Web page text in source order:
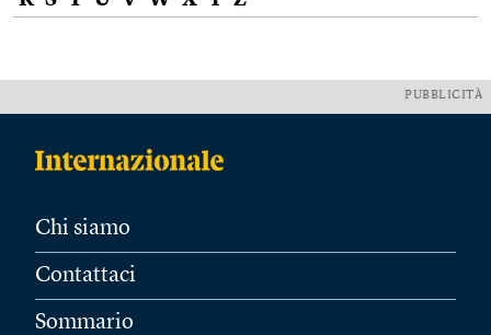
PUBBLICITÀ
Chi siamo
Contattaci
Sommario